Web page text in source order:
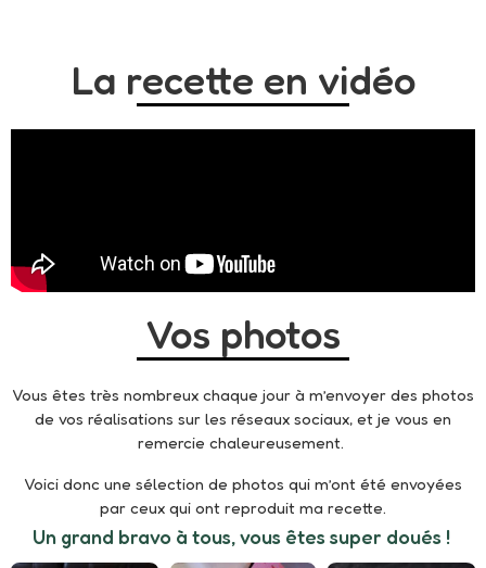
La recette en vidéo
Vos photos
Vous êtes très nombreux chaque jour à m’envoyer des photos
de vos réalisations sur les réseaux sociaux, et je vous en
remercie chaleureusement.
Voici donc une sélection de photos qui m’ont été envoyées
par ceux qui ont reproduit ma recette.
Un grand bravo à tous, vous êtes super doués !